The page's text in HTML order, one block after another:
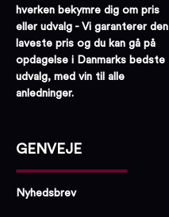
hverken bekymre dig om pris
eller udvalg - Vi garanterer den
laveste pris og du kan gå på
opdagelse i Danmarks bedste
udvalg, med vin til alle
anledninger.
GENVEJE
Nyhedsbrev